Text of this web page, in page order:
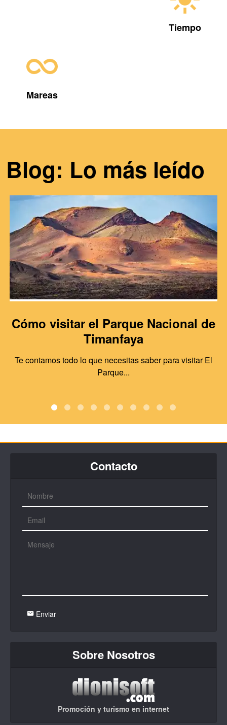
Tiempo
Mareas
Blog: Lo más leído
Cómo visitar el Parque Nacional de
Timanfaya
Te contamos todo lo que necesitas saber para visitar El
Parque...
Contacto
Enviar
Sobre Nosotros
Promoción y turismo en internet